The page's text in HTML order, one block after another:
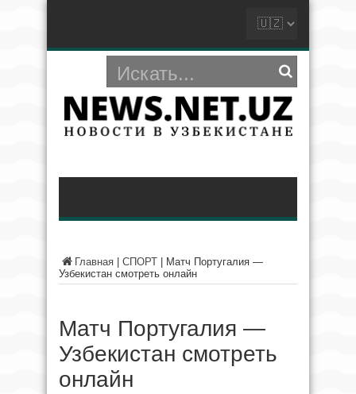
Главная СПОРТ
Матч Португалия —
Узбекистан смотреть онлайн
Матч Португалия —
Узбекистан смотреть
онлайн